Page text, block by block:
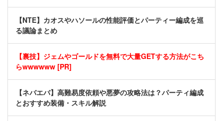
【NTE】カオスやハソールの性能評価とパーティー編成を巡
る議論まとめ
【裏技】ジェムやゴールドを無料で大量GETする方法がこち
らwwwwww [PR]
【ネバエバ】高難易度依頼や悪夢の攻略法は？パーティ編成
とおすすめ装備・スキル解説